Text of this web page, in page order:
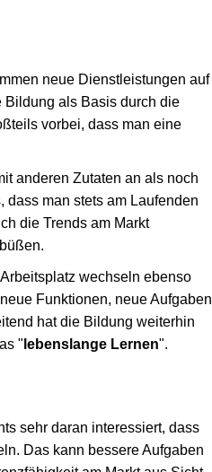
neue Dienstleistungen auf
Bildung als Basis durch die
vorbei, dass man eine
anderen Zutaten an als noch
dass man stets am Laufenden
die Trends am Markt
wechseln ebenso
Funktionen, neue Aufgaben
hat die Bildung weiterhin
" lebenslange Lernen".
sehr daran interessiert, dass
Das kann bessere Aufgaben